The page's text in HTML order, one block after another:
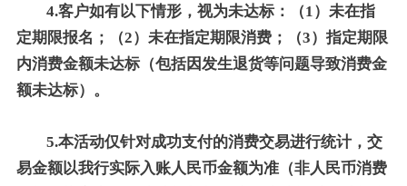
4.客户如有以下情形，视为未达标：（1）未在指
定期限报名；（2）未在指定期限消费；（3）指定期限
内消费金额未达标（包括因发生退货等问题导致消费金
额未达标）。
5.本活动仅针对成功支付的消费交易进行统计，交
易金额以我行实际入账人民币金额为准（非人民币消费